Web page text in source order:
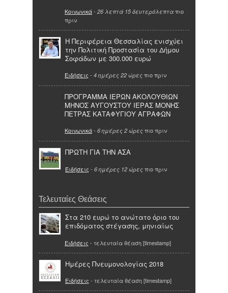
Κοινωνικά- 26 λεπτά 15 δευτερόλεπτα πιο
πριν
Η Περιφέρεια Θεσσαλίας ενισχύει
την Πολιτική Προστασία του Δήμου
Σοφάδων με 300.000 ευρώ
Ειδήσεις - 4 ημέρες 22 ώρες πιο πριν
ΠΡΟΓΡΑΜΜΑ ΙΕΡΩΝ ΑΚΟΛΟΥΘΙΩΝ
ΜΗΝΟΣ ΑΥΓΟΥΣΤΟΥ ΙΕΡΑΣ ΜΟΝΗΣ
ΠΕΤΡΑΣ ΚΑΤΑΦΥΓΙΟΥ ΑΓΡΑΦΩΝ
Κοινωνικά- 6 ημέρες 2 ώρες πιο πριν
ΠΡΩΤΗ ΓΙΑ ΤΗΝ ΑΣΑ
Ειδήσεις - 6 ημέρες 12 ώρες πιο πριν
Τελευταίες Θεάσεις
Στα 210 ευρώ το ανώτατο όριο του
επιδόματος στέγασης, μηνιαίως
Ειδήσεις - τελευταία θέαση [timestamp]
Ημέρες Πνευμονολογίας 2018
Ειδήσεις - τελευταία θέαση [timestamp]